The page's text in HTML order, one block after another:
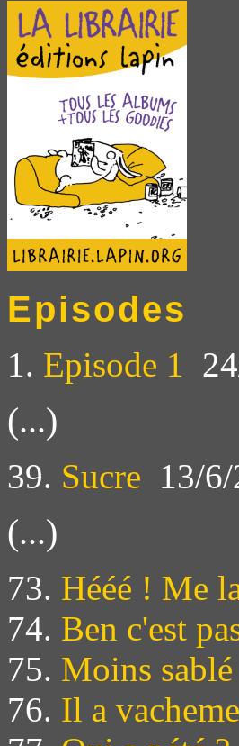
Episodes
1. Episode 1
(...)
39. Sucre 13/
(...)
73. Hééé ! Me
74. Ben c'est
75. Moins sablé
76. Il a